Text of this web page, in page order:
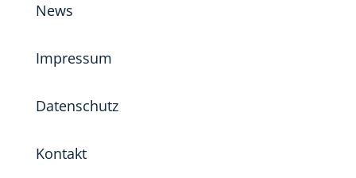
News
Impressum
Datenschutz
Kontakt